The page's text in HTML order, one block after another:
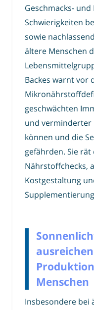
Geschmacks-
Schwierigkeiten
sowie
ältere Menschen
Backes warnt vor
geschwächten
und verminderter
können und die
gefährden. Sie
Nährstoffchecks,
Kostgestaltung
Menschen
Insbesondere bei